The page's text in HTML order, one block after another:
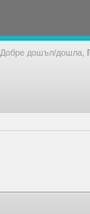
Добре дошъл/дошла,